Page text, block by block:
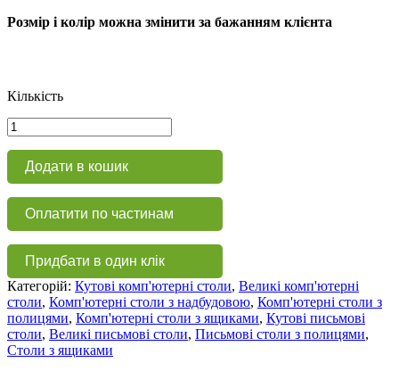
Розмір і колір можна змінити за бажанням клієнта
Кількість
Робочий
стіл
з
ящиками
КСУ
139
кількість
Додати в кошик
Оплатити по частинам
Придбати в один клік
Категорій: Кутові комп'ютерні столи, Великі комп'ютерні
столи, Комп'ютерні столи з надбудовою, Комп'ютерні столи з
полицями, Комп'ютерні столи з ящиками, Кутові письмові
столи, Великі письмові столи, Письмові столи з полицями,
Столи з ящиками